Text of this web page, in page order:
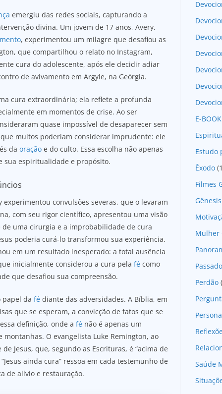
emergiu das redes sociais, capturando a
divina. Um jovem de 17 anos, Avery,
, experimentou um milagre que desafiou as
que compartilhou o relato no Instagram,
cura do adolescente, após ele decidir adiar
de avivamento em Argyle, na Geórgia.
cura extraordinária; ela reflete a profunda
em momentos de crise. Ao ser
quase impossível de desaparecer sem
muitos poderiam considerar imprudente: ele
da oração e do culto. Essa escolha não apenas
sua espiritualidade e propósito.
experimentou convulsões severas, que o levaram
com seu rigor científico, apresentou uma visão
uma cirurgia e a improbabilidade de cura
poderia curá-lo transformou sua experiência.
em um resultado inesperado: a total ausência
inicialmente considerou a cura pela fé como
que desafiou sua compreensão.
papel da fé diante das adversidades. A Bíblia, em
que se esperam, a convicção de fatos que se
definição, onde a fé não é apenas um
O evangelista Luke Remington, ao
Jesus, que, segundo as Escrituras, é “acima de
ainda cura” ressoa em cada testemunho de
de alívio e restauração.
E-BOOK
Estudo
Êxodo
Filmes
Gênesis
Mulher
Perdão
Saúde